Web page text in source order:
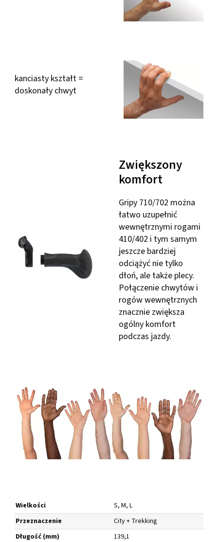
kanciasty kształt =
doskonały chwyt
Zwiększony
komfort
Gripy 710/702 można
łatwo uzupełnić
wewnętrznymi rogami
410/402 i tym samym
jeszcze bardziej
odciążyć nie tylko
dłoń, ale także plecy.
Połączenie chwytów i
rogów wewnętrznych
znacznie zwiększa
ogólny komfort
podczas jazdy.
Wielkości
S, M, L
Przeznaczenie
City + Trekking
Długość (mm)
139,1